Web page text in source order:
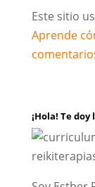
Este sitio
Aprende
¡Hola! Te